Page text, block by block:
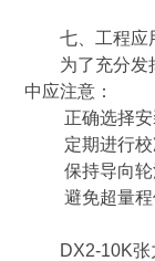
七、工程应
为了充分发
中应注意：
正确选择
定期进行
保持导向
避免超量程
DX2-10K